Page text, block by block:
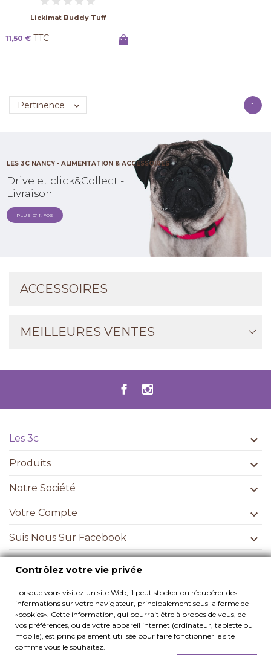
ACCESSOIRES
MEILLEURES VENTES
Lickimat Buddy Tuff
11,50 € TTC
Pertinence  1
LES 3C NANCY - ALIMENTATION & ACCESSOIRES
Drive et click&Collect -
Livraison
PLUS D'INFOS
Les 3c 
Produits 
Notre Société 
Votre Compte 
Suis Nous Sur Facebook 
Contrôlez votre vie privée
S’ABONNER
Contrôlez votre vie privée
Lorsque vous visitez un site Web, il peut stocker ou récupérer des
informations sur votre navigateur, principalement sous la forme de
«cookies». Cette information, qui pourrait être à propos de vous, de
vos préférences, ou de votre appareil internet (ordinateur, tablette ou
mobile), est principalement utilisée pour faire fonctionner le site
comme vous le souhaitez.